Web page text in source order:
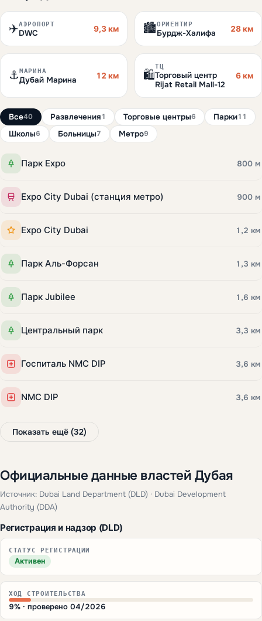
✈️АЭРОПОРТ
DWC 9,3 км 🏙️ОРИЕНТИР
Бурдж-Халифа 28 км
⚓ МАРИНА
Дубай Марина 12 км 🛍️
ТЦ
Торговый центр
Rijat Retail Mall-12
6 км
Все40 Развлечения1 Торговые центры6 Парки11
Школы6 Больницы7 Метро9
Парк Expo 800 м
Expo City Dubai (станция метро) 900 м
Expo City Dubai 1,2 км
Парк Аль-Форсан 1,3 км
Парк Jubilee 1,6 км
Центральный парк 3,3 км
Госпиталь NMC DIP 3,6 км
NMC DIP 3,6 км
Показать ещё (32)
Официальные данные властей Дубая
Источник: Dubai Land Department (DLD) · Dubai Development
Authority (DDA)
Регистрация и надзор (DLD)
СТАТУС РЕГИСТРАЦИИ
Активен
ХОД СТРОИТЕЛЬСТВА
9% · проверено 04/2026